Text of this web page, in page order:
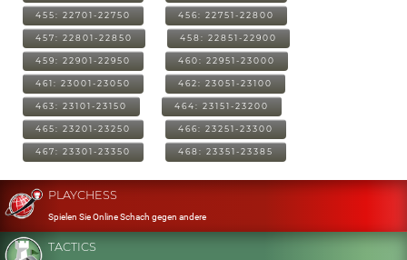
455: 22701-22750 456: 22751-22800
457: 22801-22850 458: 22851-22900
459: 22901-22950 460: 22951-23000
461: 23001-23050 462: 23051-23100
463: 23101-23150 464: 23151-23200
465: 23201-23250 466: 23251-23300
467: 23301-23350 468: 23351-23385
PLAYCHESS
Spielen Sie Online Schach gegen andere
TACTICS